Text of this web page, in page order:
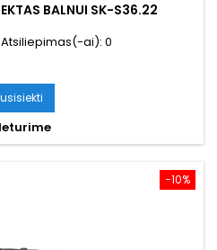
BALNUI SK-S36.22
Atsiliepimas(-ai): 0
−10%